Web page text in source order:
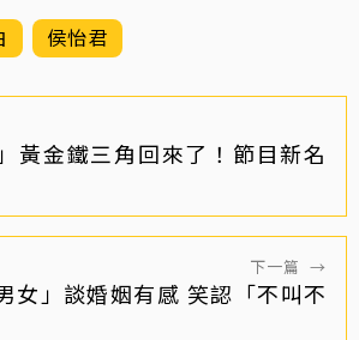
侯怡君
黃金鐵三角回來了！節目新名
下一篇 →
女」談婚姻有感 笑認「不叫不